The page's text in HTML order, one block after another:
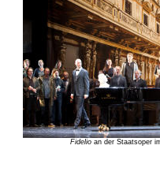
Fidelio an der Staatsoper